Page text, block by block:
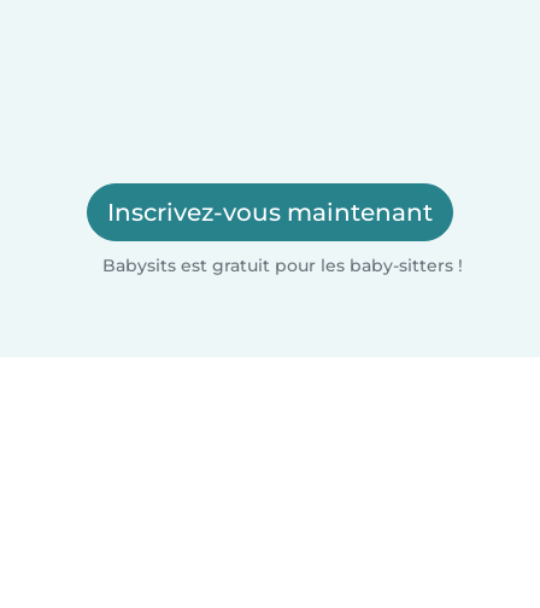
Inscrivez-vous maintenant
Babysits est gratuit pour les baby-sitters !